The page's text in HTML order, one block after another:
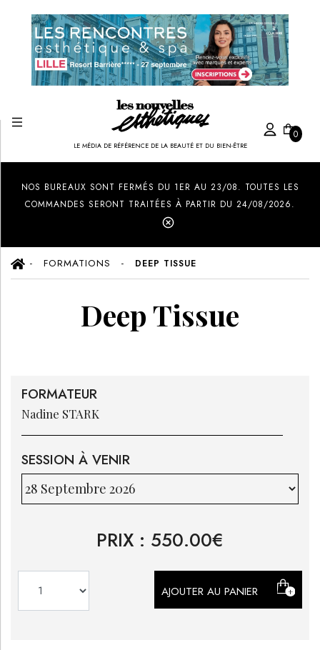
LE MÉDIA DE RÉFÉRENCE DE LA BEAUTÉ ET DU BIEN-ÊTRE
0
NOS BUREAUX SONT FERMÉS DU 1ER AU 23/08. TOUTES LES
COMMANDES SERONT TRAITÉES À PARTIR DU 24/08/2026.
FORMATIONS DEEP TISSUE
Deep Tissue
FORMATEUR
Nadine STARK
SESSION À VENIR
PRIX : 550.00€
AJOUTER AU PANIER